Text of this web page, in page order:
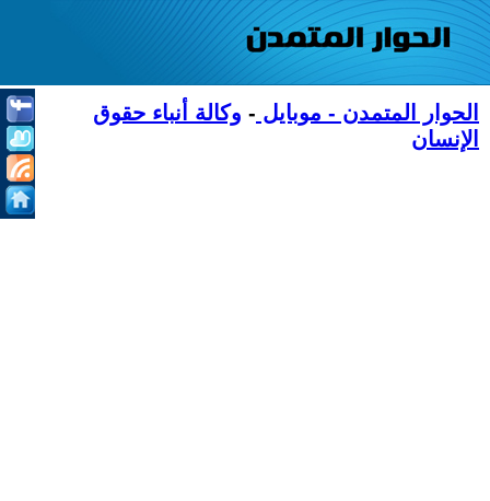
الحوار المتمدن - موبايل - وكالة أنباء حقوق
الإنسان